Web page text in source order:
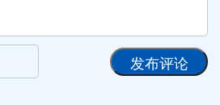
发布评论